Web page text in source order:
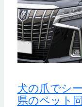
犬の爪でシ
県のペット